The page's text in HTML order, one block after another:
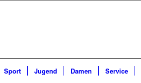
Sport Jugend Damen Service